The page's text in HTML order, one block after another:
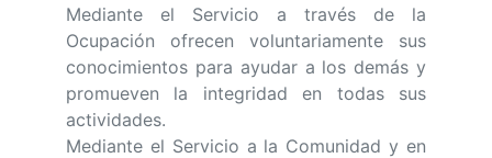
Mediante el Servicio a través de la
Ocupación ofrecen voluntariamente sus
conocimientos para ayudar a los demás y
promueven la integridad en todas sus
actividades.
Mediante el Servicio a la Comunidad y en